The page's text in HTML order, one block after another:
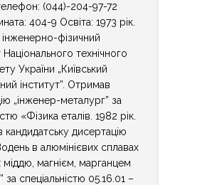
(044)-204-97-72
404-9 Освіта: 1973 рік.
інженерно-фізичний
технічного
України „Київський
інститут”. Отримав
„інженер-металург” за
«Фізика еталів. 1982 рік.
кандидатську дисертацію
в алюмінієвих сплавах
міддю, магнієм, марганцем
за спеціальністю 05.16.01 –